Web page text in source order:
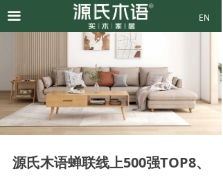
끀 EN
源氏木语蝉联线上500强TOP8、